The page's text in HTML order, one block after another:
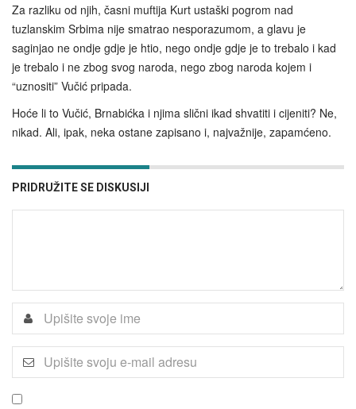
Za razliku od njih, časni muftija Kurt ustaški pogrom nad
tuzlanskim Srbima nije smatrao nesporazumom, a glavu je
saginjao ne ondje gdje je htio, nego ondje gdje je to trebalo i kad
je trebalo i ne zbog svog naroda, nego zbog naroda kojem i
“uznositi” Vučić pripada.
Hoće li to Vučić, Brnabićka i njima slični ikad shvatiti i cijeniti? Ne,
nikad. Ali, ipak, neka ostane zapisano i, najvažnije, zapamćeno.
PRIDRUŽITE SE DISKUSIJI